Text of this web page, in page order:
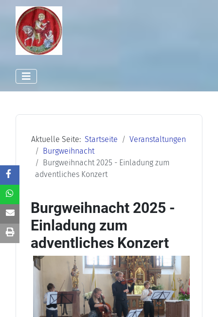
Aktuelle Seite: Startseite
Veranstaltungen
Burgweihnacht
Burgweihnacht 2025 - Einladung zum
adventliches Konzert
Burgweihnacht 2025 -
Einladung zum
adventliches Konzert